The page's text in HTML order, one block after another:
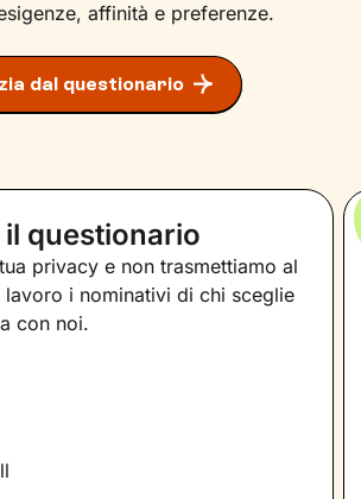
affinità e preferenze.
dal questionario
il questionario
privacy e non trasmettiamo al
i nominativi di chi sceglie
con noi.